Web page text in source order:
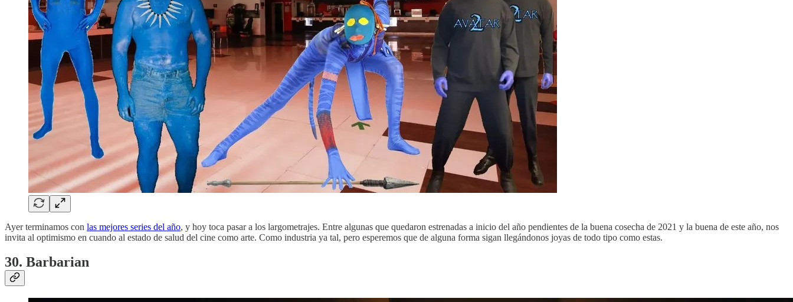
Ayer terminamos con las mejores series del año, y hoy toca pasar a los largometrajes. Entre algunas que quedaron estrenadas a inicio del año pendientes de la buena cosecha de 2021 y la buena de este año, nos
invita al optimismo en cuando al estado de salud del cine como arte. Como industria ya tal, pero esperemos que de alguna forma sigan llegándonos joyas de todo tipo como estas.
30. Barbarian